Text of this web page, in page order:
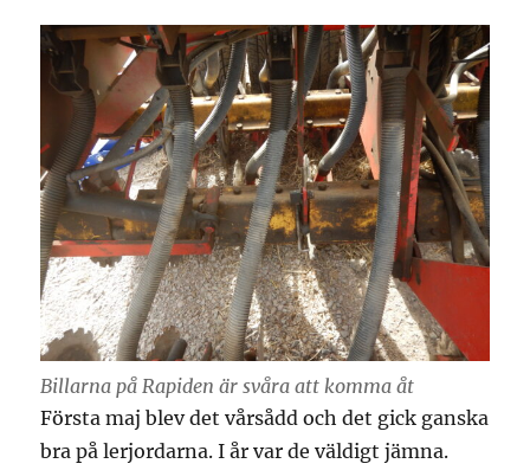
Billarna på Rapiden är svåra att komma åt
Första maj blev det vårsådd och det gick ganska
bra på lerjordarna. I år var de väldigt jämna.